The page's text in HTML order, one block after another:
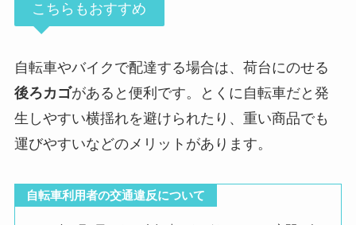
こちらもおすすめ
自転車やバイクで配達する場合は、荷台にのせる
後ろカゴがあると便利です。とくに自転車だと発
生しやすい横揺れを避けられたり、重い商品でも
運びやすいなどのメリットがあります。
自転車利用者の交通違反について